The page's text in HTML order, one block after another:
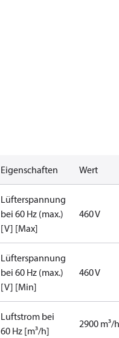
Eigenschaften Wert
Lüfterspannung
bei 60 Hz (max.)
[V] [Max]
460 V
Lüfterspannung
bei 60 Hz (max.)
[V] [Min]
460 V
Luftstrom bei
60 Hz [m³/h]
2900 m³/h